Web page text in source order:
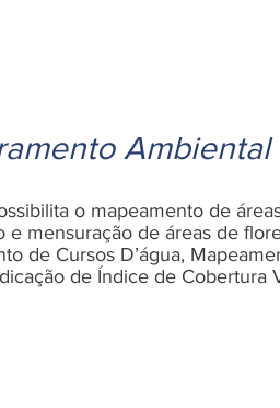
o mapeamento de
e mensuração de áreas de
de Cursos D’água,
de Índice de
Ambiental